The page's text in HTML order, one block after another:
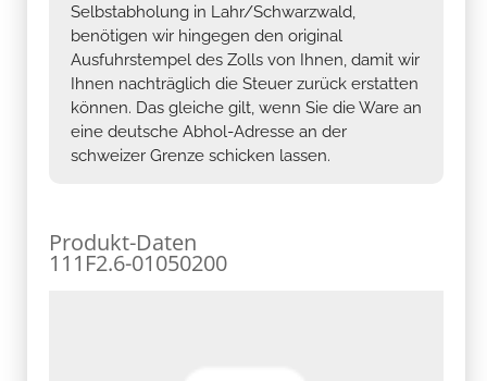
Selbstabholung in Lahr/Schwarzwald,
benötigen wir hingegen den original
Ausfuhrstempel des Zolls von Ihnen, damit wir
Ihnen nachträglich die Steuer zurück erstatten
können. Das gleiche gilt, wenn Sie die Ware an
eine deutsche Abhol-Adresse an der
schweizer Grenze schicken lassen.
Produkt-Daten
111F2.6-01050200